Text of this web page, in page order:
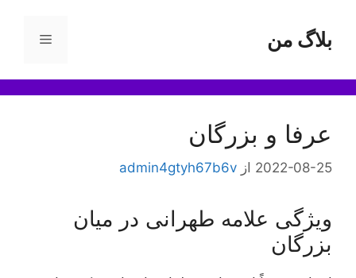
محتوابلاگ من فهرست
عرفا و بزرگان
2022-08-25 از admin4gtyh67b6v
ویژگی علامه طهرانی در میان
بزرگان